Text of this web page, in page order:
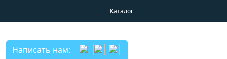
Каталог
Написать нам: